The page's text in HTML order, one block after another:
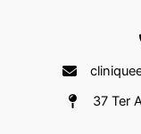
37 Ter